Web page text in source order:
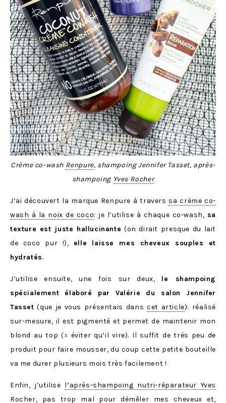
Crème co-wash Renpure, shampoing Jennifer Tasset, après-
shampoing Yves Rocher
J’ai découvert la marque Renpure à travers sa crème co-
wash à la noix de coco: je l’utilise à chaque co-wash, sa
texture est juste hallucinante (on dirait presque du lait
de coco pur !), elle laisse mes cheveux souples et
hydratés.
J’utilise ensuite, une fois sur deux, le shampoing
spécialement élaboré par Valérie du salon Jennifer
Tasset (que je vous présentais dans cet article): réalisé
sur-mesure, il est pigmenté et permet de maintenir mon
blond au top (= éviter qu’il vire). Il suffit de très peu de
produit pour faire mousser, du coup cette petite bouteille
va me durer plusieurs mois très facilement !
Enfin, j’utilise l’après-shampoing nutri-réparateur Yves
Rocher, pas trop mal pour démêler mes cheveux et,